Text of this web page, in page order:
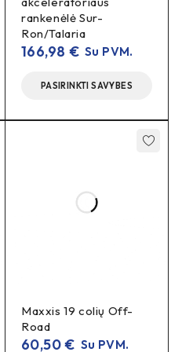
(jackshaft → galinė
keičiant žvaigždes
ir
grandininę
ilgesniam resursui.
rankenėlė Sur-
Ron/Talaria
166,98 € Su PVM.
PASIRINKTI SAVYBES
Maxxis 19 colių Off-
Road
60,50€ Su PVM.